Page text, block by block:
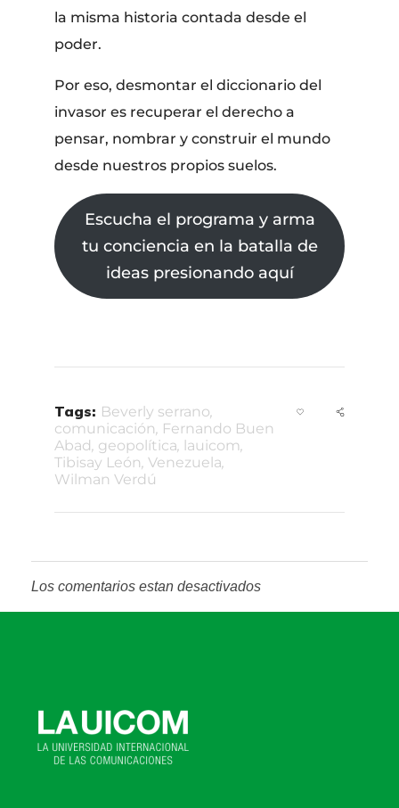
la misma historia contada desde el
poder.
Por eso, desmontar el diccionario del
invasor es recuperar el derecho a
pensar, nombrar y construir el mundo
desde nuestros propios suelos.
Escucha el programa y arma
tu conciencia en la batalla de
ideas presionando aquí
Tags: Beverly serrano
comunicación Fernando Buen
Abad geopolítica lauicom
Tibisay León ,Venezuela
Wilman Verdú
Los comentarios estan desactivados